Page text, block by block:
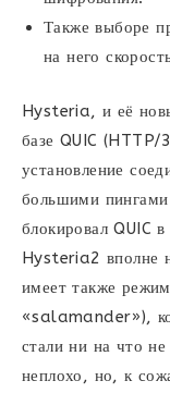
Также выборе
на него
Hysteria, и её
базе QUIC (HTTP/
установление
большими
блокировал QUIC
Hysteria2 вполне
имеет также
«salamander»),
стали ни на что
неплохо, но, к